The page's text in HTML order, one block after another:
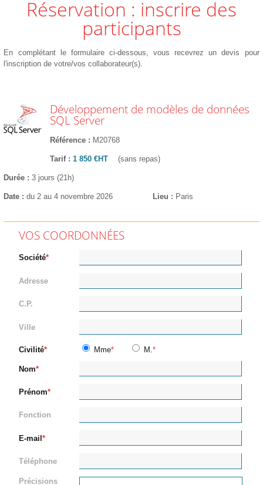
Réservation : inscrire des
participants
En complétant le formulaire ci-dessous, vous recevrez un devis pour
l'inscription de votre/vos collaborateur(s).
Développement de modèles de données
SQL Server
Référence M20768
Tarif 1 850 €HT (sans repas)
Durée 3 jours (21h)
Date du 2 au 4 novembre 2026 Lieu Paris
VOS COORDONNÉES
Société
Adresse
C.P.
Ville
Civilité Mme M.
Nom
Prénom
Fonction
E-mail
Téléphone
Précisions